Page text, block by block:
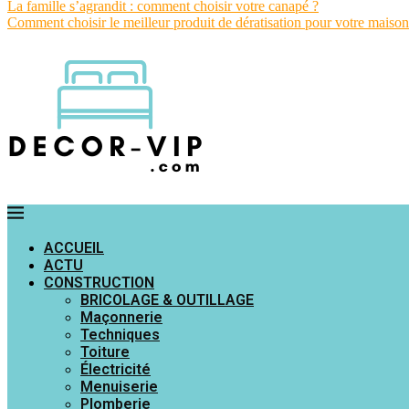
La famille s’agrandit : comment choisir votre canapé ?
Comment choisir le meilleur produit de dératisation pour votre
ACCUEIL
ACTU
CONSTRUCTION
BRICOLAGE & OUTILLAGE
Maçonnerie
Techniques
Toiture
Électricité
Menuiserie
Plomberie